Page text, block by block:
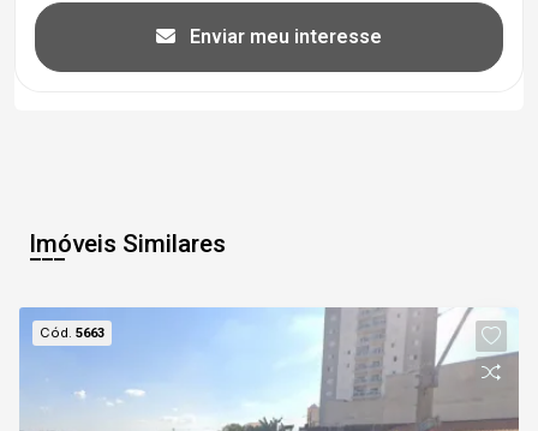
Enviar meu interesse
Imóveis Similares
Cód.5663